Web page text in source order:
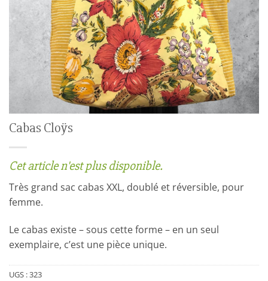
Cabas Cloÿs
Cet article n'est plus disponible.
Très grand sac cabas XXL, doublé et réversible, pour
femme.
Le cabas existe – sous cette forme – en un seul
exemplaire, c’est une pièce unique.
UGS :323